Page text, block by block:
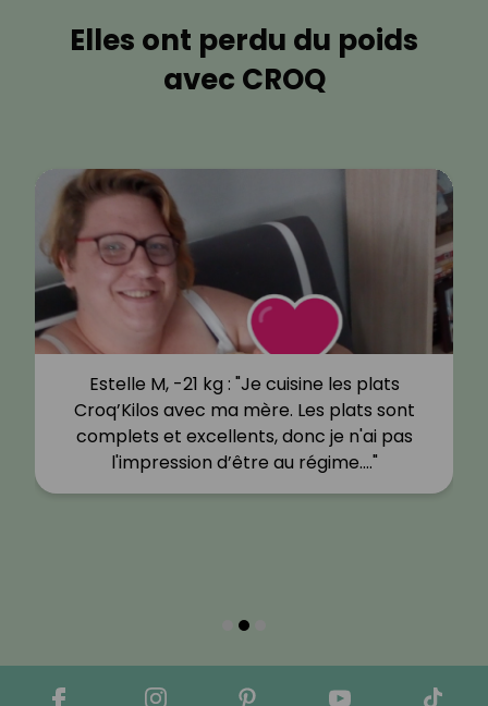
Elles ont perdu du poids
avec CROQ
Estelle M, -21 kg : "Je cuisine les plats
Croq’Kilos avec ma mère. Les plats sont
complets et excellents, donc je n'ai pas
l'impression d’être au régime.…"